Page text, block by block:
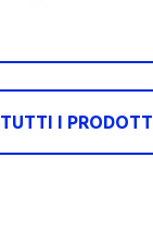
TUTTI I PRODOTTI